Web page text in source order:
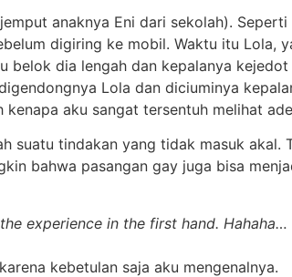
anaknya Eni dari sekolah).
digiring ke mobil. Waktu itu Lola,
belok dia lengah dan kepalanya
Lola dan diciuminya
aku sangat tersentuh melihat
suatu tindakan yang tidak masuk akal.
bahwa pasangan gay juga bisa
experience in the first hand. Hahaha…
kebetulan saja aku mengenalnya.